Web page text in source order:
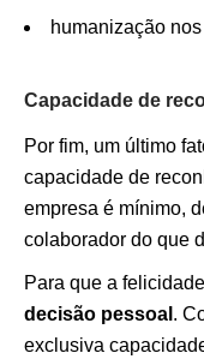
humanização
Capacidade de
Por fim, um último
capacidade de
empresa é mínimo,
colaborador do que
Para que a
decisão pessoal .
exclusiva